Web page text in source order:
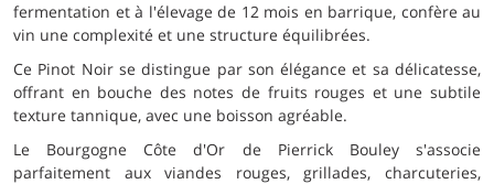
fermentation et à l'élevage de 12 mois en barrique, confère au
vin une complexité et une structure équilibrées.
Ce Pinot Noir se distingue par son élégance et sa délicatesse,
offrant en bouche des notes de fruits rouges et une subtile
texture tannique, avec une boisson agréable.
Le Bourgogne Côte d'Or de Pierrick Bouley s'associe
parfaitement aux viandes rouges, grillades, charcuteries,